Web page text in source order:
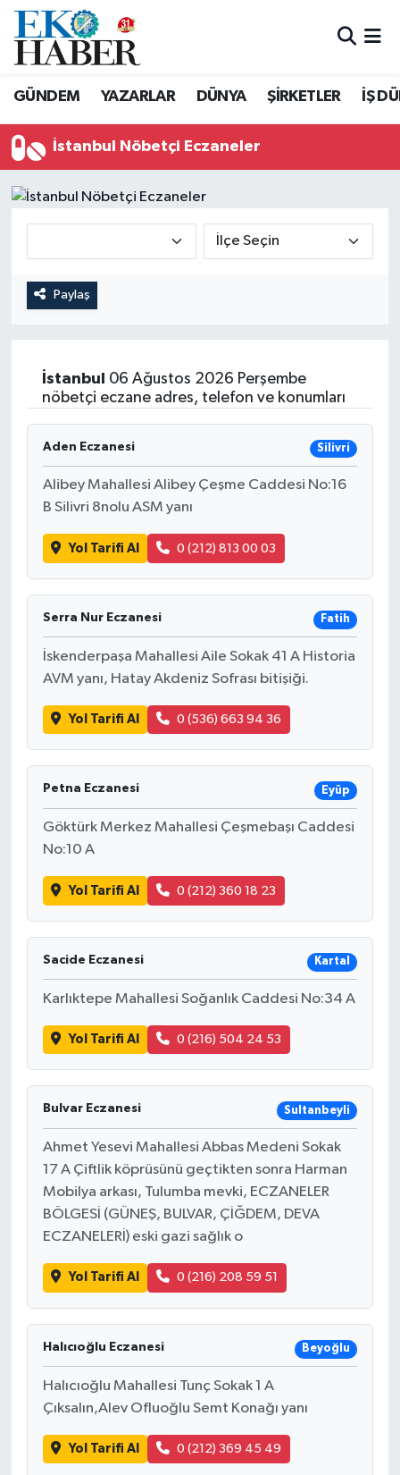
GÜNDEM YAZARLAR DÜNYA ŞİRKETLER İŞ
İstanbul Nöbetçi Eczaneler
Paylaş
İstanbul
06 Ağustos 2026 Perşembe
nöbetçi eczane adres, telefon ve konumları
Aden Eczanesi Silivri
Alibey Mahallesi Alibey Çeşme Caddesi No:16
B Silivri 8nolu ASM yanı
Yol Tarifi Al 0 (212) 813 00 03
Serra Nur Eczanesi Fatih
İskenderpaşa Mahallesi Aile Sokak 41 A Historia
AVM yanı, Hatay Akdeniz Sofrası bitişiği.
Yol Tarifi Al 0 (536) 663 94 36
Petna Eczanesi Eyüp
Göktürk Merkez Mahallesi Çeşmebaşı Caddesi
No:10 A
Yol Tarifi Al 0 (212) 360 18 23
Sacide Eczanesi Kartal
Karlıktepe Mahallesi Soğanlık Caddesi No:34 A
Yol Tarifi Al 0 (216) 504 24 53
Bulvar Eczanesi Sultanbeyli
Ahmet Yesevi Mahallesi Abbas Medeni Sokak
17 A Çiftlik köprüsünü geçtikten sonra Harman
Mobilya arkası, Tulumba mevki, ECZANELER
BÖLGESİ (GÜNEŞ, BULVAR, ÇİĞDEM, DEVA
ECZANELERİ) eski gazi sağlık o
Yol Tarifi Al 0 (216) 208 59 51
Halıcıoğlu Eczanesi Beyoğlu
Halıcıoğlu Mahallesi Tunç Sokak 1 A
Çıksalın,Alev Ofluoğlu Semt Konağı yanı
Yol Tarifi Al 0 (212) 369 45 49
Hava Durumu
Süper Lig Puan Durumu ve Fikstür
Tüm Manşetler
Haber Arşivi